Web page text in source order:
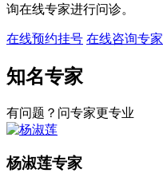
询在线专家进行问诊。
在线预约挂号 在线咨询专家
知名专家
有问题？问专家更专业
杨淑莲专家